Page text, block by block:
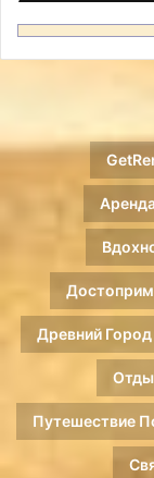
Древний Город
Путешествие